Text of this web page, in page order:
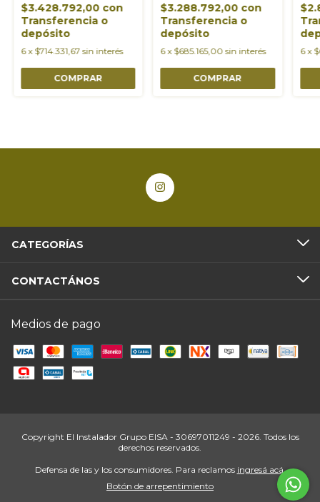
$3.428.792,00 con
Transferencia o
depósito
6 x $714.331,67 sin interés
$3.288.792,00 con
Transferencia o
depósito
6 x $685.165,00 sin interés 6 x
CATEGORÍAS
CONTACTÁNOS
Medios de pago
Copyright El Instalador Grupo EISA - 30697011249 - 2026. Todos los
derechos reservados.
Defensa de las y los consumidores. Para reclamos ingresá acá.
Botón de arrepentimiento